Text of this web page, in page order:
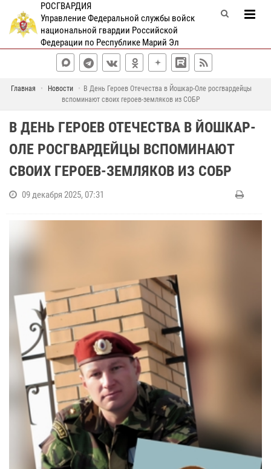
РОСГВАРДИЯ
Управление Федеральной службы войск
национальной гвардии Российской
Федерации по Республике Марий Эл
Главная Новости
В День Героев Отечества в Йошкар-Оле росгвардейцы
вспоминают своих героев-земляков из СОБР
В ДЕНЬ ГЕРОЕВ ОТЕЧЕСТВА В ЙОШКАР-
ОЛЕ РОСГВАРДЕЙЦЫ ВСПОМИНАЮТ
СВОИХ ГЕРОЕВ-ЗЕМЛЯКОВ ИЗ СОБР
09 декабря 2025, 07:31